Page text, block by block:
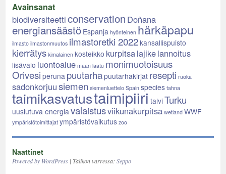
Avainsanat
biodiversiteetticonservation Doñana
energiansäästö Espanja hyönteinen härkäpapu
ilmasto ilmastonmuutos ilmastoretki 2022kansallispuisto
kierrätys kimalainen kosteikko kurpitsalajikelannoitus
lisävalo luontoalue maan laatu monimuotoisuus
Orivesi peruna puutarhapuutarhakirjat resepti ruoka
sadonkorjuusiemen siemenluettelo Spain species tahna
taimikasvatustaimipiiri talviTurku
uusiutuva energia valaistusviikunakurpitsa wetland WWF
ympäristötoimittajat ympäristövaikutus zoo
Naattinet
Powered by WordPress | Talikon varressa: Seppo